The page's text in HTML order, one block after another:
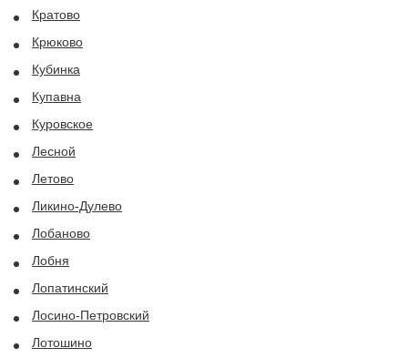
Кратово
Крюково
Кубинка
Купавна
Куровское
Лесной
Летово
Ликино-Дулево
Лобаново
Лобня
Лопатинский
Лосино-Петровский
Лотошино